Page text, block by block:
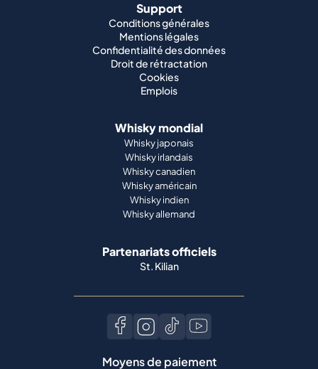
Support
Conditions générales
Mentions légales
Confidentialité des données
Droit de rétractation
Cookies
Emplois
Whisky mondial
Whisky japonais
Whisky irlandais
Whisky canadien
Whisky américain
Whisky indien
Whisky allemand
Partenariats officiels
St. Kilian
Moyens de paiement